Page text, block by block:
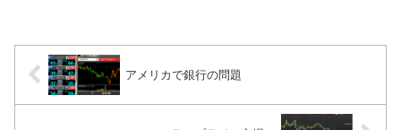
アメリカで銀行の問題